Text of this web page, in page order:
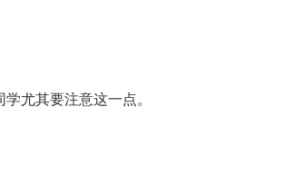
尤其要注意这一点。